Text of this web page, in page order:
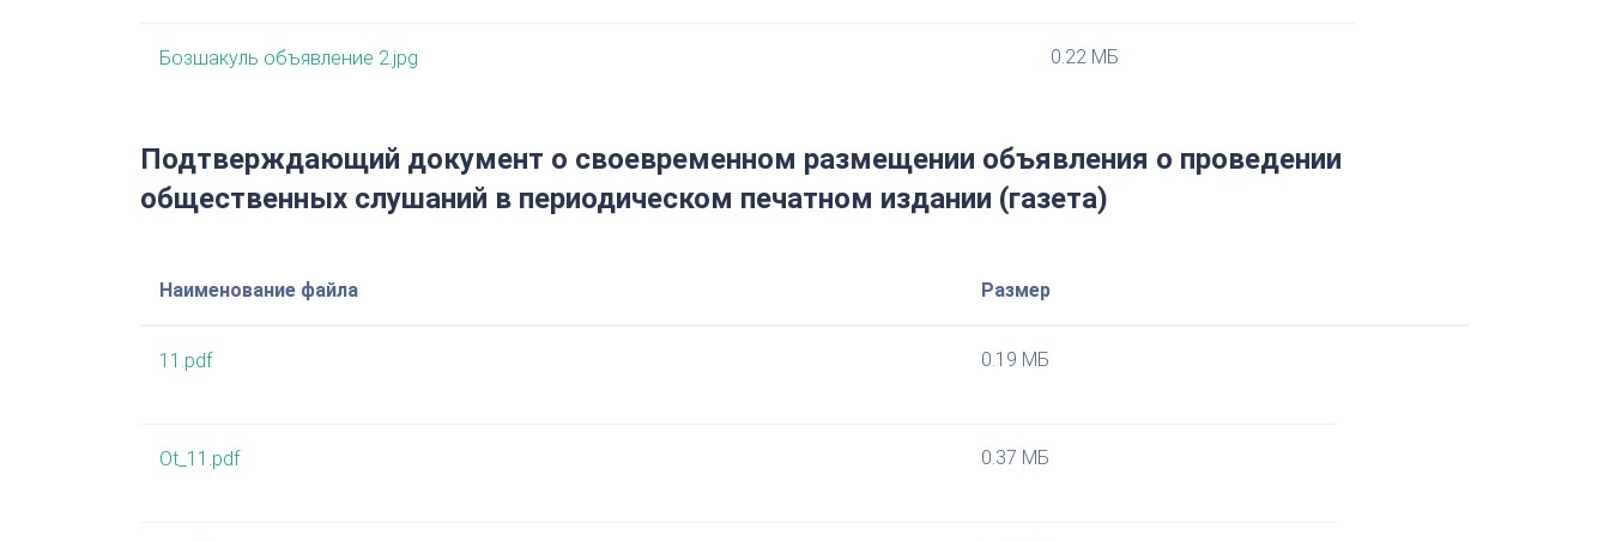
Бозшакуль объявление 2.jpg 0.22 МБ
Подтверждающий документ о своевременном размещении объявления о проведении
общественных слушаний в периодическом печатном издании (газета)
Наименование файла Размер
11.pdf 0.19 МБ
Ot_11.pdf 0.37 МБ